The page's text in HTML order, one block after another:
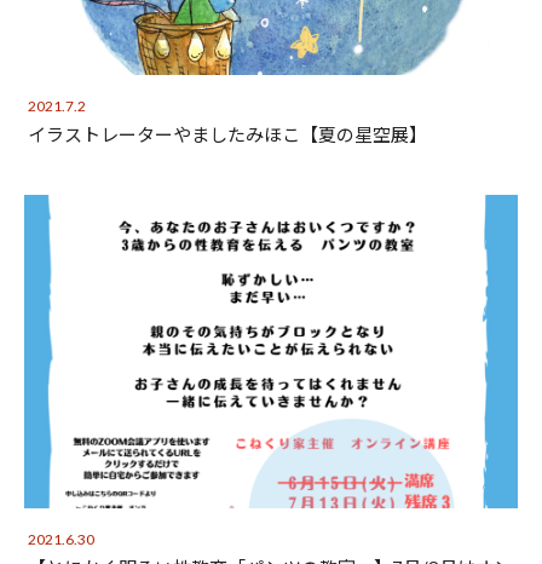
2021.7.2
イラストレーターやましたみほこ【夏の星空展】
2021.6.30